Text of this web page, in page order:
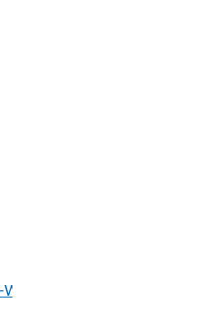
(VV-LHO)